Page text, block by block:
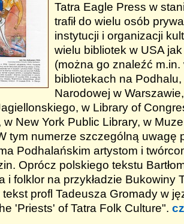
Tatra Eagle Press w
trafił do wielu osób
instytucji i organizacji
wielu bibliotek w USA
(można go znaleźć m.in.
bibliotekach na
Narodowej w
w Library of
New York Public Library, w
tym numerze szczególną uwagę
Podhalańskim artystom i
Oprócz polskiego tekstu
i folklor na przykładzie Bukowiny
profl Tadeusza Gromady w
'Priests' of Tatra Folk Culture".